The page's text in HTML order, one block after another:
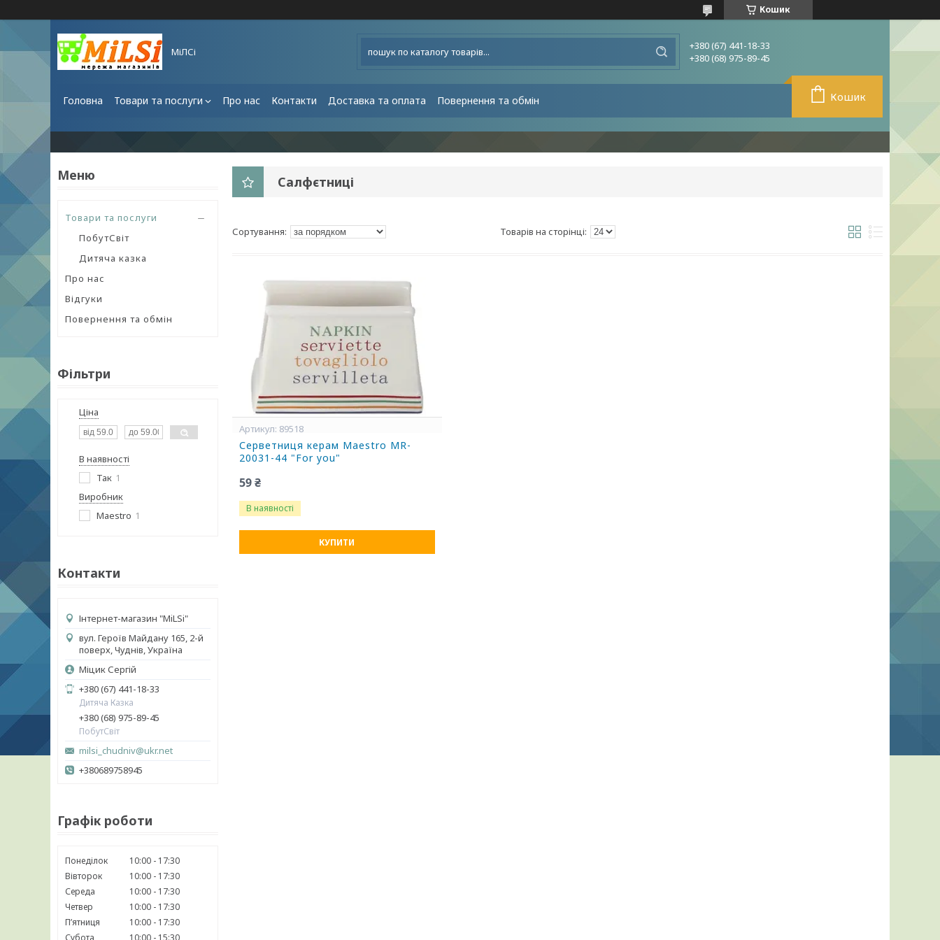
Кошик
МіЛСі
+380 (67) 441-18-33
+380 (68) 975-89-45
Головна Товари та послуги Про нас Контакти Доставка та оплата Повернення та обмін Кошик
Товари та послуги
ПобутСвіт
Дитяча казка
Про нас
Відгуки
Повернення та обмін
Фільтри
Ціна
В наявності
Так 1
Виробник
Maestro 1
Контакти
Інтернет-магазин "MiLSi"
вул. Героїв Майдану 165, 2-й
поверх, Чуднів, Україна
Міцик Сергій
+380 (67) 441-18-33
Дитяча Казка
+380 (68) 975-89-45
ПобутСвіт
milsi_chudniv@ukr.net
+380689758945
Графік роботи
Понеділок 10:00
17:30
Вівторок
10:00
17:30
Середа
10:00
17:30
Четвер
10:00
17:30
Пʼятниця
10:00
17:30
Субота
10:00 15:30
Салфєтниці
89518
Серветниця керам Maestro MR-
20031-44 "For you"
59 ₴
В наявності
КУПИТИ